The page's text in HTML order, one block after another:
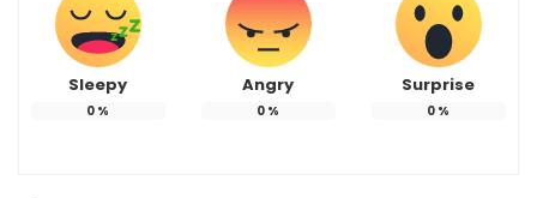
Sleepy
0 %
Angry
0 %
Surprise
0 %